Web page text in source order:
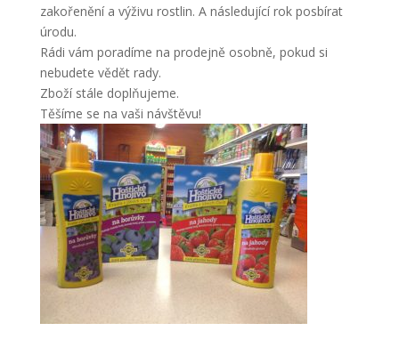
zakořenění a výživu rostlin. A následující rok posbírat
úrodu.
Rádi vám poradíme na prodejně osobně, pokud si
nebudete vědět rady.
Zboží stále doplňujeme.
Těšíme se na vaši návštěvu!